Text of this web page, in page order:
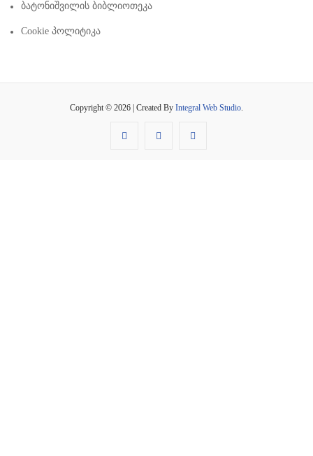
Ბატონიშვილის Ბიბლიოთეკა
Cookie Პოლიტიკა
Copyright © 2026 | Created By Integral Web Studio.